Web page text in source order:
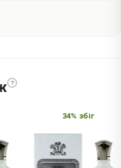
?
34% збіг